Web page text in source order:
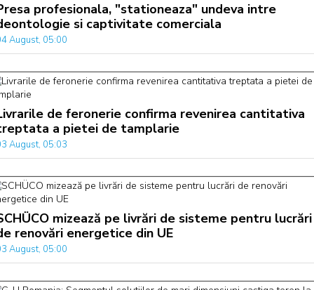
profesionala, "stationeaza" undeva intre
si captivitate comerciala
August, 05:00
de feronerie confirma revenirea cantitativa
a pietei de tamplarie
August, 05:03
mizează pe livrări de sisteme pentru lucrări
renovări energetice din UE
August, 05:00